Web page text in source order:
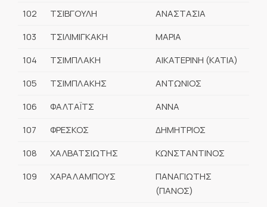
102
ΤΣΙΒΓΟΥΛΗ
ΑΝΑΣΤΑΣΙΑ
103
ΤΣΙΛΙΜΙΓΚΑΚΗ
ΜΑΡΙΑ
104
ΤΣΙΜΠΛΑΚΗ
ΑΙΚΑΤΕΡΙΝΗ (ΚΑΤΙΑ)
105
ΤΣΙΜΠΛΑΚΗΣ
ΑΝΤΩΝΙΟΣ
106
ΦΑΛΤΑΪΤΣ
ΑΝΝΑ
107
ΦΡΕΣΚΟΣ
ΔΗΜΗΤΡΙΟΣ
108
ΧΑΛΒΑΤΣΙΩΤΗΣ
ΚΩΝΣΤΑΝΤΙΝΟΣ
109
ΧΑΡΑΛΑΜΠΟΥΣ
ΠΑΝΑΓΙΩΤΗΣ
(ΠΑΝΟΣ)